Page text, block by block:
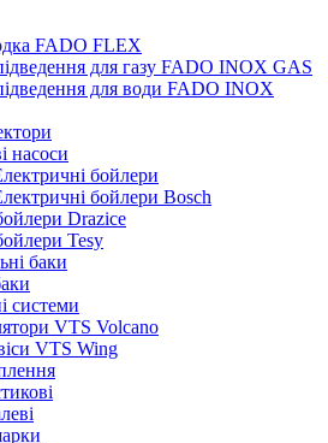
FADO FLEX
для газу FADO INOX GAS
для води FADO INOX
насоси
бойлери
бойлери Bosch
Drazice
Tesy
баки
системи
VTS Volcano
VTS Wing